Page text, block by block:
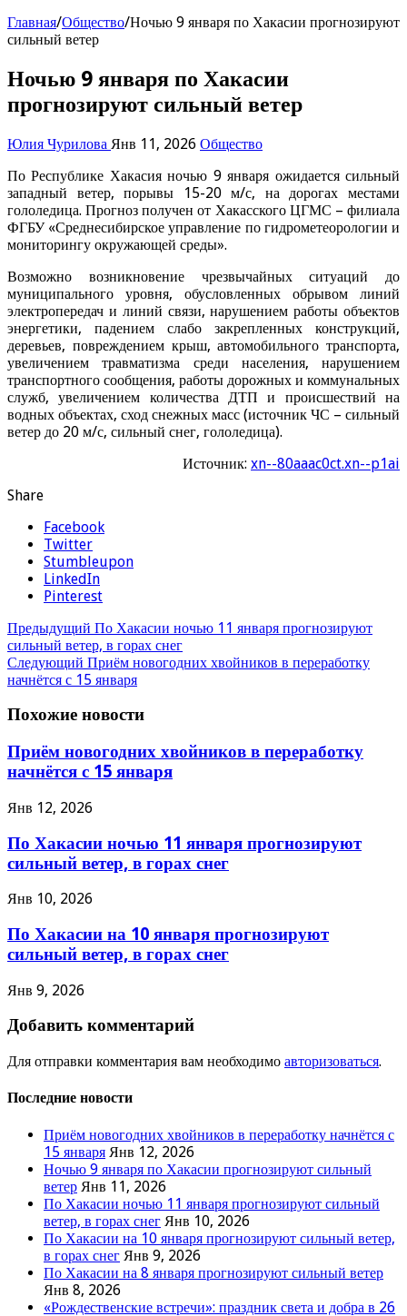
Главная/Общество/Ночью 9 января по Хакасии прогнозируют
сильный ветер
Ночью 9 января по Хакасии
прогнозируют сильный ветер
Юлия Чурилова Янв 11, 2026 Общество
По Республике Хакасия ночью 9 января ожидается сильный
западный ветер, порывы 15-20 м/с, на дорогах местами
гололедица. Прогноз получен от Хакасского ЦГМС – филиала
ФГБУ «Среднесибирское управление по гидрометеорологии и
мониторингу окружающей среды».
Возможно возникновение чрезвычайных ситуаций до
муниципального уровня, обусловленных обрывом линий
электропередач и линий связи, нарушением работы объектов
энергетики, падением слабо закрепленных конструкций,
деревьев, повреждением крыш, автомобильного транспорта,
увеличением травматизма среди населения, нарушением
транспортного сообщения, работы дорожных и коммунальных
служб, увеличением количества ДТП и происшествий на
водных объектах, сход снежных масс (источник ЧС – сильный
ветер до 20 м/с, сильный снег, гололедица).
Источник: xn--80aaac0ct.xn--p1ai
Share
Facebook
Twitter
Stumbleupon
LinkedIn
Pinterest
Предыдущий По Хакасии ночью 11 января прогнозируют
сильный ветер, в горах снег
Следующий Приём новогодних хвойников в переработку
начнётся с 15 января
Похожие новости
Приём новогодних хвойников в переработку
начнётся с 15 января
Янв 12, 2026
По Хакасии ночью 11 января прогнозируют
сильный ветер, в горах снег
Янв 10, 2026
По Хакасии на 10 января прогнозируют
сильный ветер, в горах снег
Янв 9, 2026
Добавить комментарий
Для отправки комментария вам необходимо авторизоваться.
Последние новости
Приём новогодних хвойников в переработку начнётся с
15 января Янв 12, 2026
Ночью 9 января по Хакасии прогнозируют сильный
ветер Янв 11, 2026
По Хакасии ночью 11 января прогнозируют сильный
ветер, в горах снег Янв 10, 2026
По Хакасии на 10 января прогнозируют сильный ветер,
в горах снег Янв 9, 2026
По Хакасии на 8 января прогнозируют сильный ветер
Янв 8, 2026
«Рождественские встречи»: праздник света и добра в 26